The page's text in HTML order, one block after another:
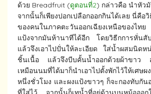
ด้วย Breadfruit (ดูตอนที่2) กล่าวคือ นำหัว
จากนั้นก็เพียงปอกเปลือกออกกินได้เลย นี่คื
ของคนในภาคตะวันออกเฉียงเหนือของไท
แป้งจากมันห้านาทีได้อีก โดยวิธีกการหั่นสั
แล้วจึงเอาไปปั่นให้ละเอียด ใส่น้ำผสมนิด
ชิ้นเนื้อ แล้วจึงบีบคั้นน้ำออกด้วยผ้าขา
เหมือนนมที่ได้มาก็นำเอาไปตั้งพักไว้ให้เศษ
หนึ่งชั่วโมง และผงแป้งขาวๆ ก็จะกองทับกั